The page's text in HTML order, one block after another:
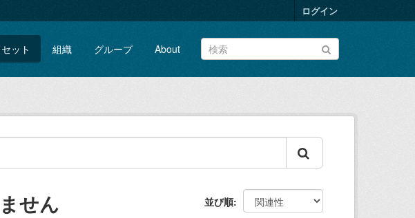
ログイン
ット 組織 グループ About
並び順
せん